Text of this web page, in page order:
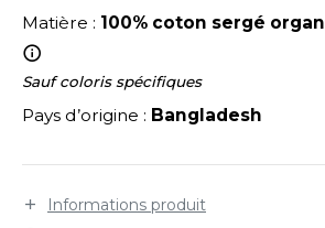
IN EUROPE
LABEL / TEAR AWAY
ROW
OF THE LOOM
Matière : 100% coton sergé
Sauf coloris spécifiques
Pays d’origine : Bangladesh
Informations produit